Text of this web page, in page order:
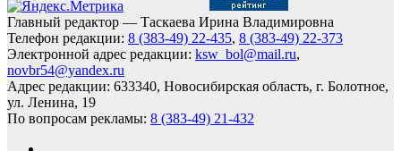
Главный редактор — Таскаева Ирина Владимировна
Телефон редакции: 8 (383-49) 22-435, 8 (383-49) 22-373
Электронной адрес редакции: ksw_bol@mail.ru,
novbr54@yandex.ru
Адрес редакции: 633340, Новосибирская область, г. Болотное,
ул. Ленина, 19
По вопросам рекламы: 8 (383-49) 21-432